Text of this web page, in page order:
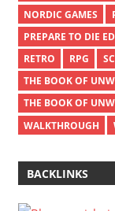
NORDIC GAMES
PREPARE TO DIE
RETRO
RPG
THE BOOK OF
THE BOOK OF
WALKTHROUGH
BACKLINKS